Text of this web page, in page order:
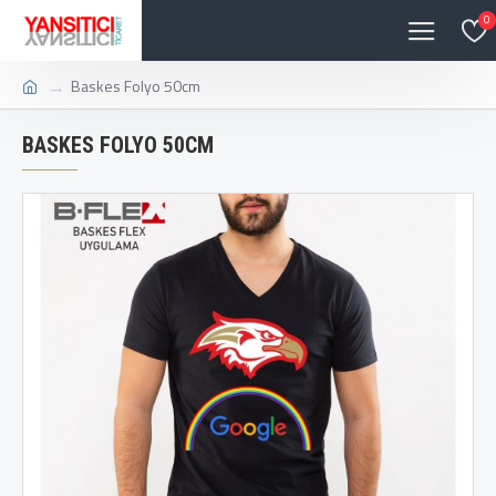
0
Baskes Folyo 50cm
BASKES FOLYO 50CM